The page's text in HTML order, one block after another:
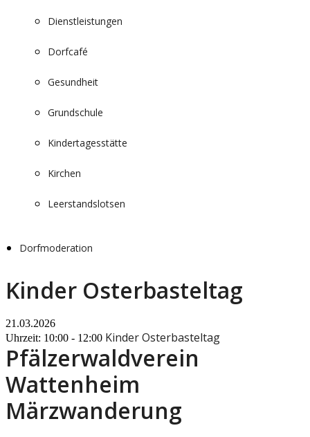
Dienstleistungen
Dorfcafé
Gesundheit
Grundschule
Kindertagesstätte
Kirchen
Leerstandslotsen
Dorfmoderation
Kinder Osterbasteltag
21.03.2026
Uhrzeit: 10:00 - 12:00 Kinder Osterbasteltag
Pfälzerwaldverein
Wattenheim
Märzwanderung